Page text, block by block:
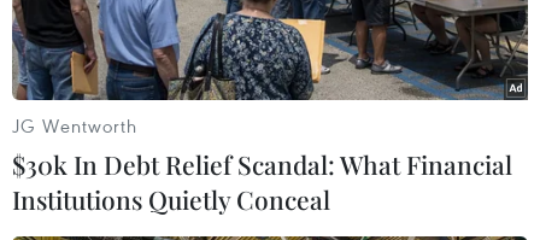
JG Wentworth
$30k In Debt Relief Scandal: What Financial
Institutions Quietly Conceal